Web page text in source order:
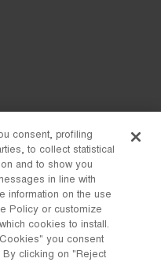
consent, profiling
to collect statistical
and to show you
in line with
information on the use
Policy or customize
cookies to install.
you consent
clicking on "Reject